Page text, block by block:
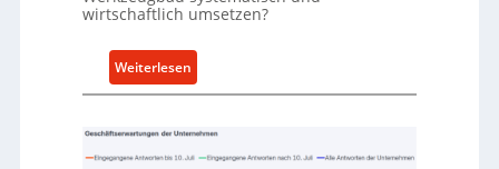
A
a
f
v
wirtschaftlich umsetzen?
Weiterlesen
M
t
h